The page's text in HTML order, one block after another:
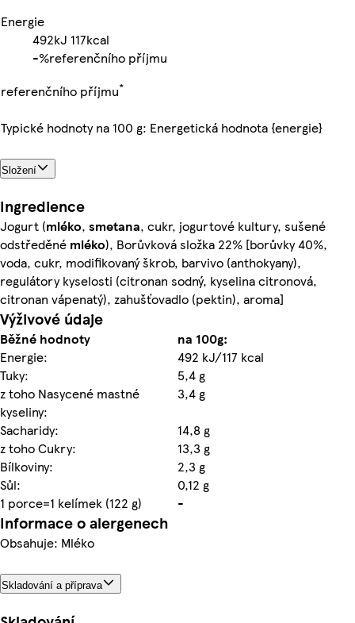
Energie
492kJ 117kcal
-%referenčního příjmu
referenčního příjmu*
Typické hodnoty na 100 g: Energetická hodnota {energie}
Složení
Ingredience
Jogurt (mléko, smetana, cukr, jogurtové kultury, sušené
odstředěné mléko), Borůvková složka 22% [borůvky 40%,
voda, cukr, modifikovaný škrob, barvivo (anthokyany),
regulátory kyselosti (citronan sodný, kyselina citronová,
citronan vápenatý), zahušťovadlo (pektin), aroma]
Výživové údaje
Běžné hodnoty
na 100g:
Energie:
492 kJ/117 kcal
Tuky:
5,4 g
z toho Nasycené mastné
kyseliny:
3,4 g
Sacharidy:
14,8 g
z toho Cukry:
13,3 g
Bílkoviny:
2,3 g
Sůl:
0,12 g
1 porce=1 kelímek (122 g)
-
Informace o alergenech
Obsahuje: Mléko
Skladování a příprava